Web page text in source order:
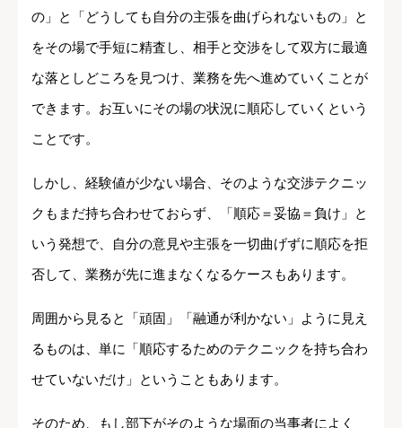
の」と「どうしても自分の主張を曲げられないもの」と
をその場で手短に精査し、相手と交渉をして双方に最適
な落としどころを見つけ、業務を先へ進めていくことが
できます。お互いにその場の状況に順応していくという
ことです。
しかし、経験値が少ない場合、そのような交渉テクニッ
クもまだ持ち合わせておらず、「順応＝妥協＝負け」と
いう発想で、自分の意見や主張を一切曲げずに順応を拒
否して、業務が先に進まなくなるケースもあります。
周囲から見ると「頑固」「融通が利かない」ように見え
るものは、単に「順応するためのテクニックを持ち合わ
せていないだけ」ということもあります。
そのため、もし部下がそのような場面の当事者によく